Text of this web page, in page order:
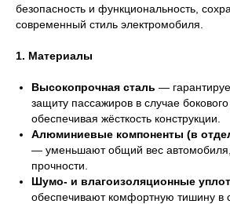
безопасность и функциональность,
современный стиль электромобиля.
1. Материалы
Высокопрочная сталь —
защиту пассажиров в случае бокового
обеспечивая жёсткость конструкции.
Алюминиевые компоненты (в
— уменьшают общий вес
прочности.
Шумо- и влагоизоляционные
обеспечивают комфортную тишину в